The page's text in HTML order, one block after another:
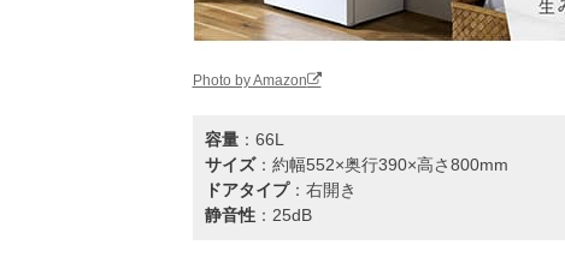
Photo by Amazon
容量：66L
サイズ：約幅552×奥行390×高さ800mm
ドアタイプ：右開き
静音性：25dB